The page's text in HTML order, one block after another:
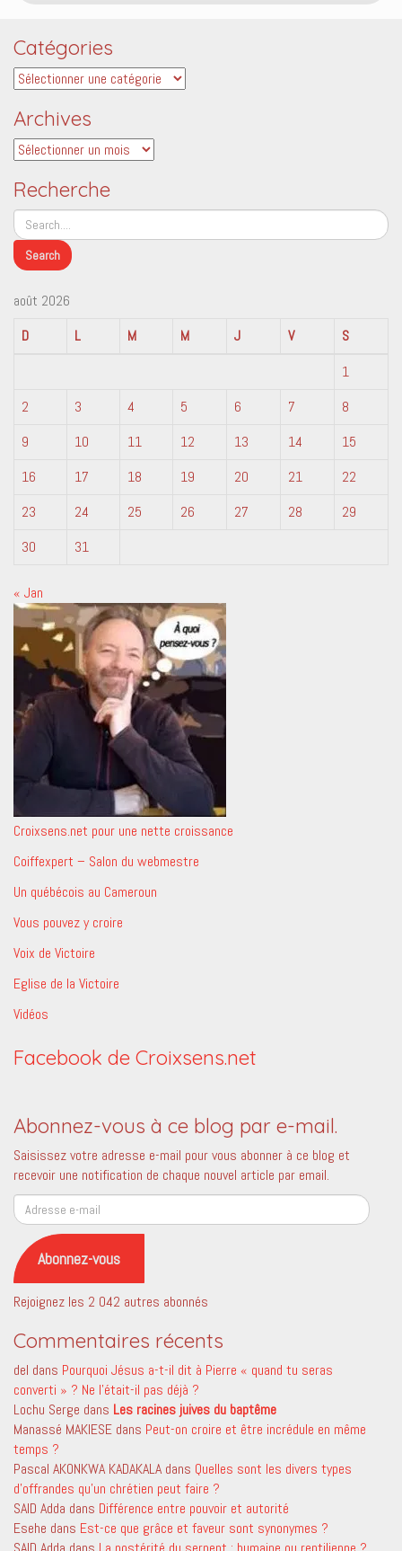
Catégories
Catégories
Archives
Archives
Recherche
août 2026
D
L M M J V
S
1
2
3 4 5 6 7
8
9
10 11 12 13 14
15
16
17 18 19 20 21
22
23
24 25 26 27 28
29
30
31
« Jan
Croixsens.net pour une nette croissance
Coiffexpert – Salon du webmestre
Un québécois au Cameroun
Vous pouvez y croire
Voix de Victoire
Eglise de la Victoire
Vidéos
Facebook de Croixsens.net
Abonnez-vous à ce blog par e-mail.
Saisissez votre adresse e-mail pour vous abonner à ce blog et
recevoir une notification de chaque nouvel article par email.
Adresse
e-
mail
Abonnez-vous
Rejoignez les 2 042 autres abonnés
Commentaires récents
del dans Pourquoi Jésus a-t-il dit à Pierre « quand tu seras
converti » ? Ne l’était-il pas déjà ?
Lochu Serge dans Les racines juives du baptême
Manassé MAKIESE dans Peut-on croire et être incrédule en même
temps ?
Pascal AKONKWA KADAKALA dans Quelles sont les divers types
d’offrandes qu’un chrétien peut faire ?
SAID Adda dans Différence entre pouvoir et autorité
Esehe dans Est-ce que grâce et faveur sont synonymes ?